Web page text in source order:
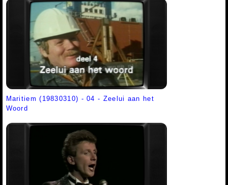
Maritiem (19830310) - 04 - Zeelui aan het
Woord